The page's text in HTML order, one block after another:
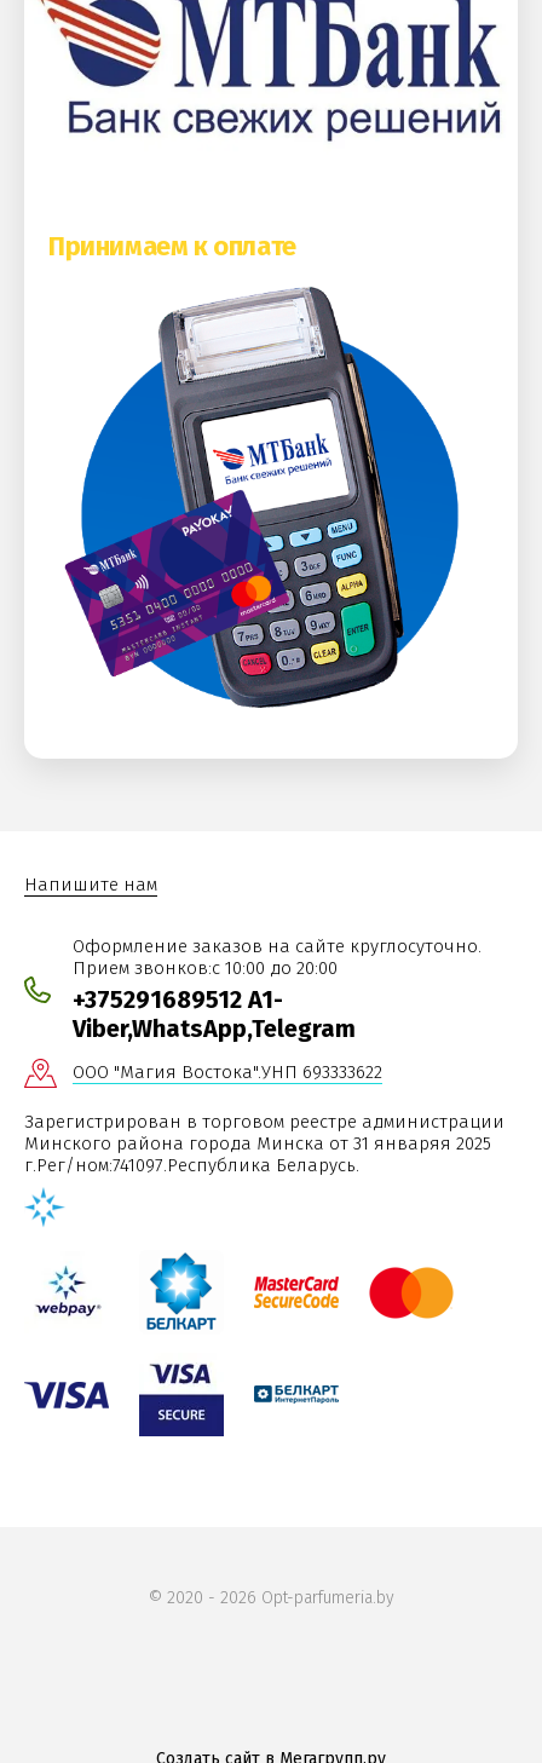
Принимаем к оплате
Напишите нам
Оформление заказов на сайте круглосуточно.
Прием звонков:с 10:00 до 20:00
+375291689512 A1-
Viber,WhatsApp,Telegram
ООО "Магия Востока".УНП 693333622
Зарегистрирован в торговом реестре администрации
Минского района города Минска от 31 январяя 2025
г.Рег/ном:741097.Республика Беларусь.
© 2020 - 2026 Opt-parfumeria.by
Создать сайт в Мегагрупп.ру